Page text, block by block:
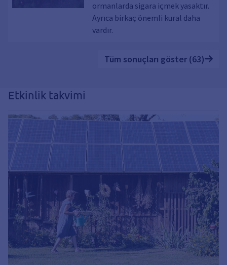
ormanlarda sigara içmek yasaktır.
Ayrıca birkaç önemli kural daha
vardır.
Tüm sonuçları göster (63)
Etkinlik takvimi